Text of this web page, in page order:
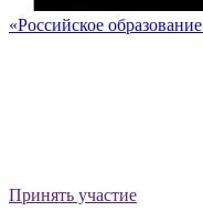
«Российское о
Принять участие